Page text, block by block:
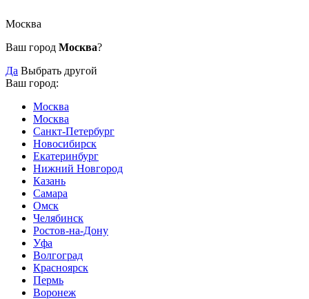
Москва
Ваш город Москва?
Да Выбрать другой
Ваш город:
Москва
Москва
Санкт-Петербург
Новосибирск
Екатеринбург
Нижний Новгород
Казань
Самара
Омск
Челябинск
Ростов-на-Дону
Уфа
Волгоград
Красноярск
Пермь
Воронеж